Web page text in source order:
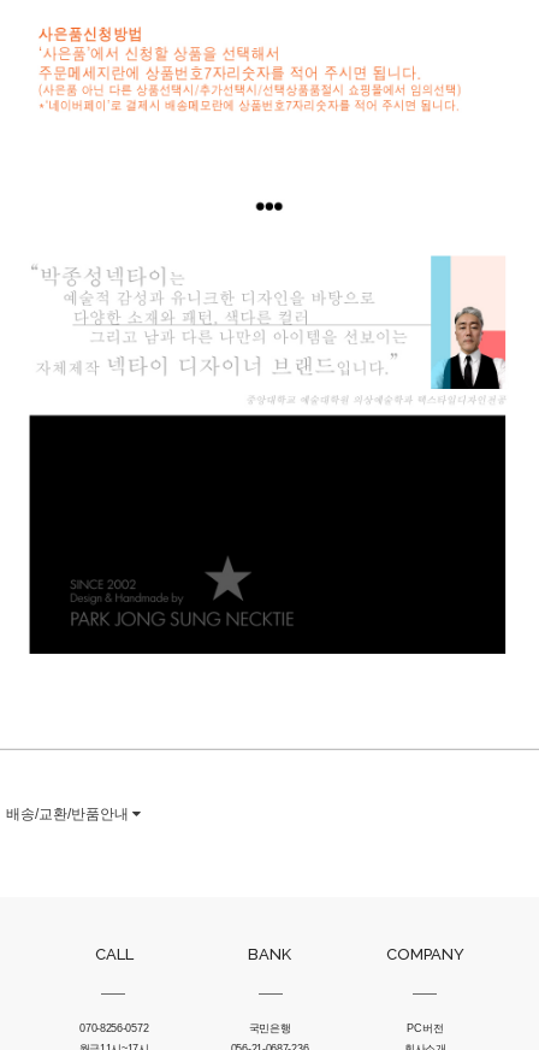
배송/교환/반품안내
CALL
070-8256-0572
BANK
국민은행
COMPANY
PC버전